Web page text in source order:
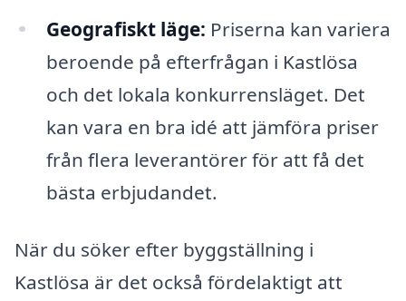
Geografiskt läge: Priserna kan variera
beroende på efterfrågan i Kastlösa
och det lokala konkurrensläget. Det
kan vara en bra idé att jämföra priser
från flera leverantörer för att få det
bästa erbjudandet.
När du söker efter byggställning i
Kastlösa är det också fördelaktigt att